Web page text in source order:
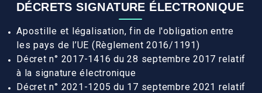
DÉCRETS SIGNATURE ÉLECTRONIQUE
Apostille et légalisation, fin de l'obligation entre
les pays de l’UE (Règlement 2016/1191)
Décret n° 2017-1416 du 28 septembre 2017 relatif
à la signature électronique
Décret n° 2021-1205 du 17 septembre 2021 relatif